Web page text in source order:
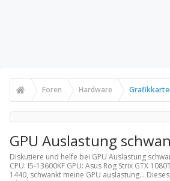
Foren Hardware
GPU Auslastung
Diskutiere und helfe bei GPU Auslastung
CPU: I5-13600KF GPU: Asus Rog Strix GTX
1440, schwankt meine GPU auslastung...